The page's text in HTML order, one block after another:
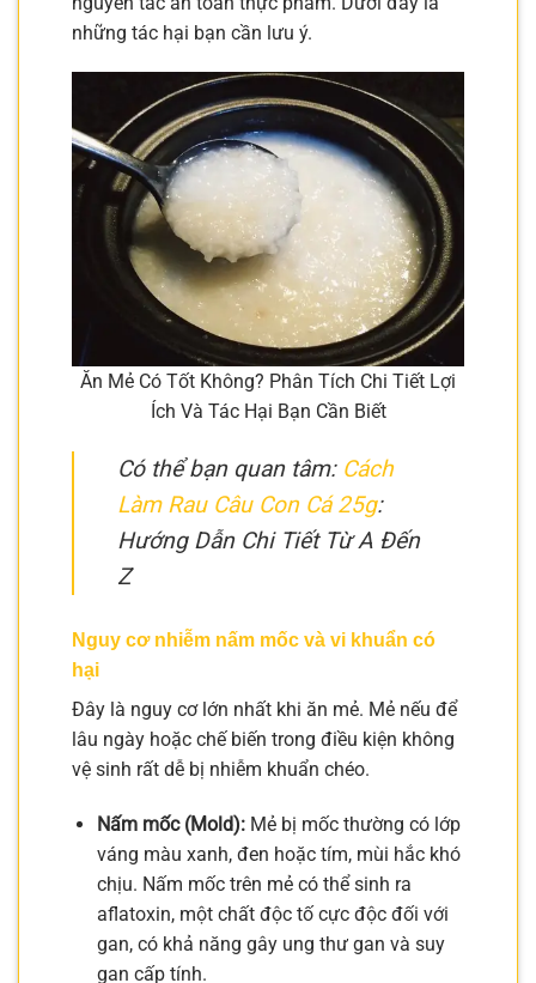
những tác hại bạn cần lưu ý.
Ăn Mẻ Có Tốt Không? Phân Tích Chi Tiết Lợi
Ích Và Tác Hại Bạn Cần Biết
Có thể bạn quan tâm: Cách
Làm Rau Câu Con Cá 25g:
Hướng Dẫn Chi Tiết Từ A Đến
Z
Nguy cơ nhiễm nấm mốc và vi khuẩn có
hại
Đây là nguy cơ lớn nhất khi ăn mẻ. Mẻ nếu để
lâu ngày hoặc chế biến trong điều kiện không
vệ sinh rất dễ bị nhiễm khuẩn chéo.
Nấm mốc (Mold):Mẻ bị mốc thường có lớp
váng màu xanh, đen hoặc tím, mùi hắc khó
chịu. Nấm mốc trên mẻ có thể sinh ra
aflatoxin, một chất độc tố cực độc đối với
gan, có khả năng gây ung thư gan và suy
gan cấp tính.